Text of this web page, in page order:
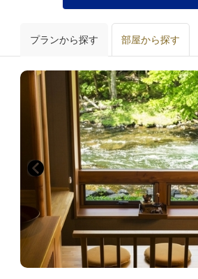
プランから探す 部屋から探す